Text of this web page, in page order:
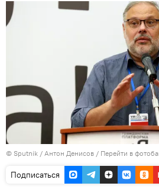
© Sputnik / Антон Денисов / Перейти в
Подписаться